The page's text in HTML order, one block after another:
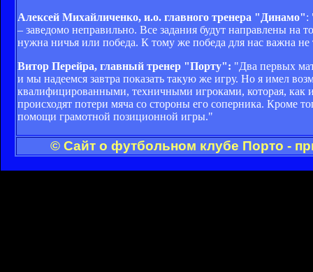
Алексей Михайличенко, и.о. главного тренера "Динамо":
– заведомо неправильно. Все задания будут направлены на
нужна ничья или победа. К тому же победа для нас важна не
Витор Перейра, главный тренер "Порту": "Два первых
и мы надеемся завтра показать такую же игру. Но я имел
квалифицированными, техничными игроками, которая, как
происходят потери мяча со стороны его соперника. Кроме
помощи грамотной позиционной игры."
© Сайт о футбольном клубе Порто -